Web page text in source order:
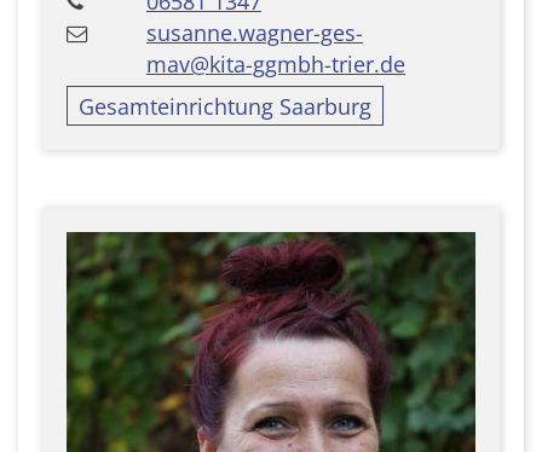
susanne.wagner-ges-
mav@kita-ggmbh-trier.de
Gesamteinrichtung Saarburg